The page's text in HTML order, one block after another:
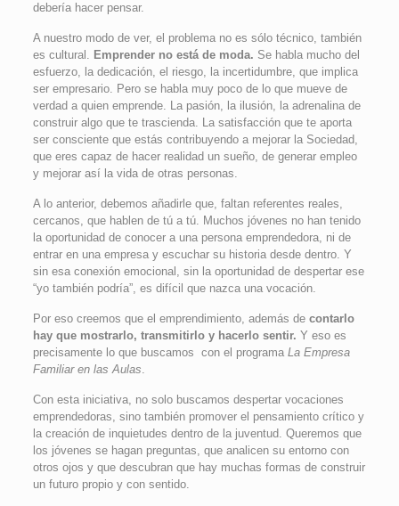
debería hacer pensar.
A nuestro modo de ver, el problema no es sólo técnico, también
es cultural. Emprender no está de moda. Se habla mucho del
esfuerzo, la dedicación, el riesgo, la incertidumbre, que implica
ser empresario. Pero se habla muy poco de lo que mueve de
verdad a quien emprende. La pasión, la ilusión, la adrenalina de
construir algo que te trascienda. La satisfacción que te aporta
ser consciente que estás contribuyendo a mejorar la Sociedad,
que eres capaz de hacer realidad un sueño, de generar empleo
y mejorar así la vida de otras personas.
A lo anterior, debemos añadirle que, faltan referentes reales,
cercanos, que hablen de tú a tú. Muchos jóvenes no han tenido
la oportunidad de conocer a una persona emprendedora, ni de
entrar en una empresa y escuchar su historia desde dentro. Y
sin esa conexión emocional, sin la oportunidad de despertar ese
“yo también podría”, es difícil que nazca una vocación.
Por eso creemos que el emprendimiento, además de contarlo
hay que mostrarlo, transmitirlo y hacerlo sentir. Y eso es
precisamente lo que buscamos con el programa La Empresa
Familiar en las Aulas.
Con esta iniciativa, no solo buscamos despertar vocaciones
emprendedoras, sino también promover el pensamiento crítico y
la creación de inquietudes dentro de la juventud. Queremos que
los jóvenes se hagan preguntas, que analicen su entorno con
otros ojos y que descubran que hay muchas formas de construir
un futuro propio y con sentido.